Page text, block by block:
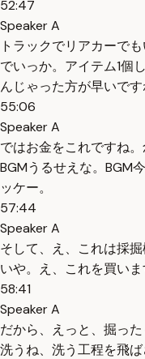
52:47
Speaker A
トラックでリアカーで
でいっか。アイテム1個
んじゃった方が早いです
55:06
Speaker A
ではお金をこれですね
BGMうるせえな。BGM
ッケー。
57:44
Speaker A
そして、え、これは採
いや。え、これを買いま
58:41
Speaker A
だから、えっと、掘っ
洗うね、洗う工程を飛